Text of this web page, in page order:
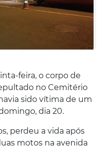
feira, o corpo de
no Cemitério
sido vítima de um
dia 20.
perdeu a vida após
motos na avenida